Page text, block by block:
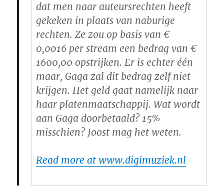
dat men naar auteursrechten heeft
gekeken in plaats van naburige
rechten. Ze zou op basis van €
0,0016 per stream een bedrag van €
1600,00 opstrijken. Er is echter één
maar, Gaga zal dit bedrag zelf niet
krijgen. Het geld gaat namelijk naar
haar platenmaatschappij. Wat wordt
aan Gaga doorbetaald? 15%
misschien? Joost mag het weten.
Read more at www.digimuziek.nl